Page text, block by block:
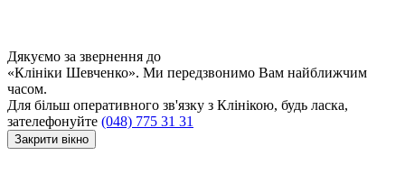
Дякуємо за звернення до
«Клініки Шевченко». Ми передзвонимо Вам найближчим
часом.
Для більш оперативного зв'язку з Клінікою, будь ласка,
зателефонуйте (048) 775 31 31
Закрити вікно